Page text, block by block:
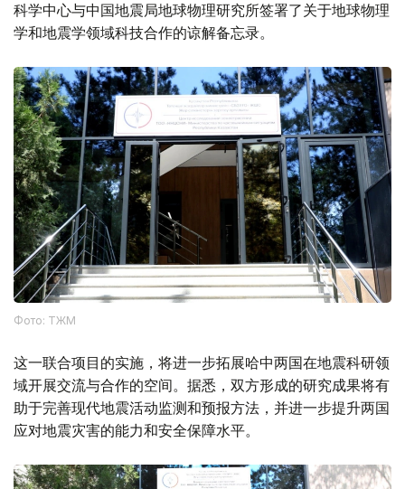
科学中心与中国地震局地球物理研究所签署了关于地球物理
学和地震学领域科技合作的谅解备忘录。
Фото: ТЖМ
这一联合项目的实施，将进一步拓展哈中两国在地震科研领
域开展交流与合作的空间。据悉，双方形成的研究成果将有
助于完善现代地震活动监测和预报方法，并进一步提升两国
应对地震灾害的能力和安全保障水平。